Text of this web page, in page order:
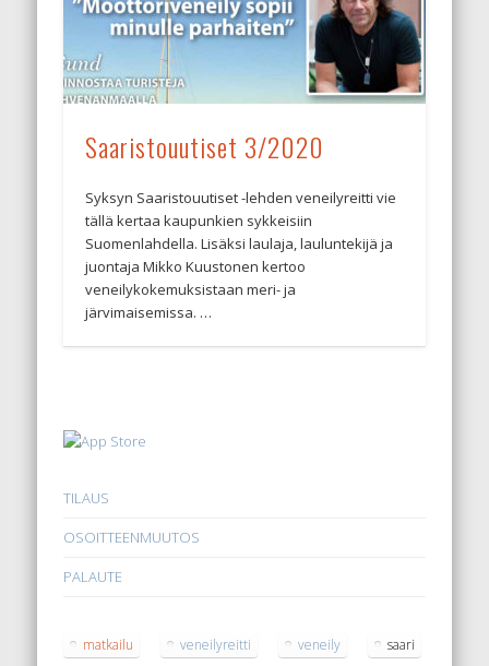
Saaristouutiset 3/2020
Syksyn Saaristouutiset -lehden veneilyreitti vie
tällä kertaa kaupunkien sykkeisiin
Suomenlahdella. Lisäksi laulaja, lauluntekijä ja
juontaja Mikko Kuustonen kertoo
veneilykokemuksistaan meri- ja
järvimaisemissa. …
TILAUS
OSOITTEENMUUTOS
PALAUTE
matkailu veneilyreitti veneily saari